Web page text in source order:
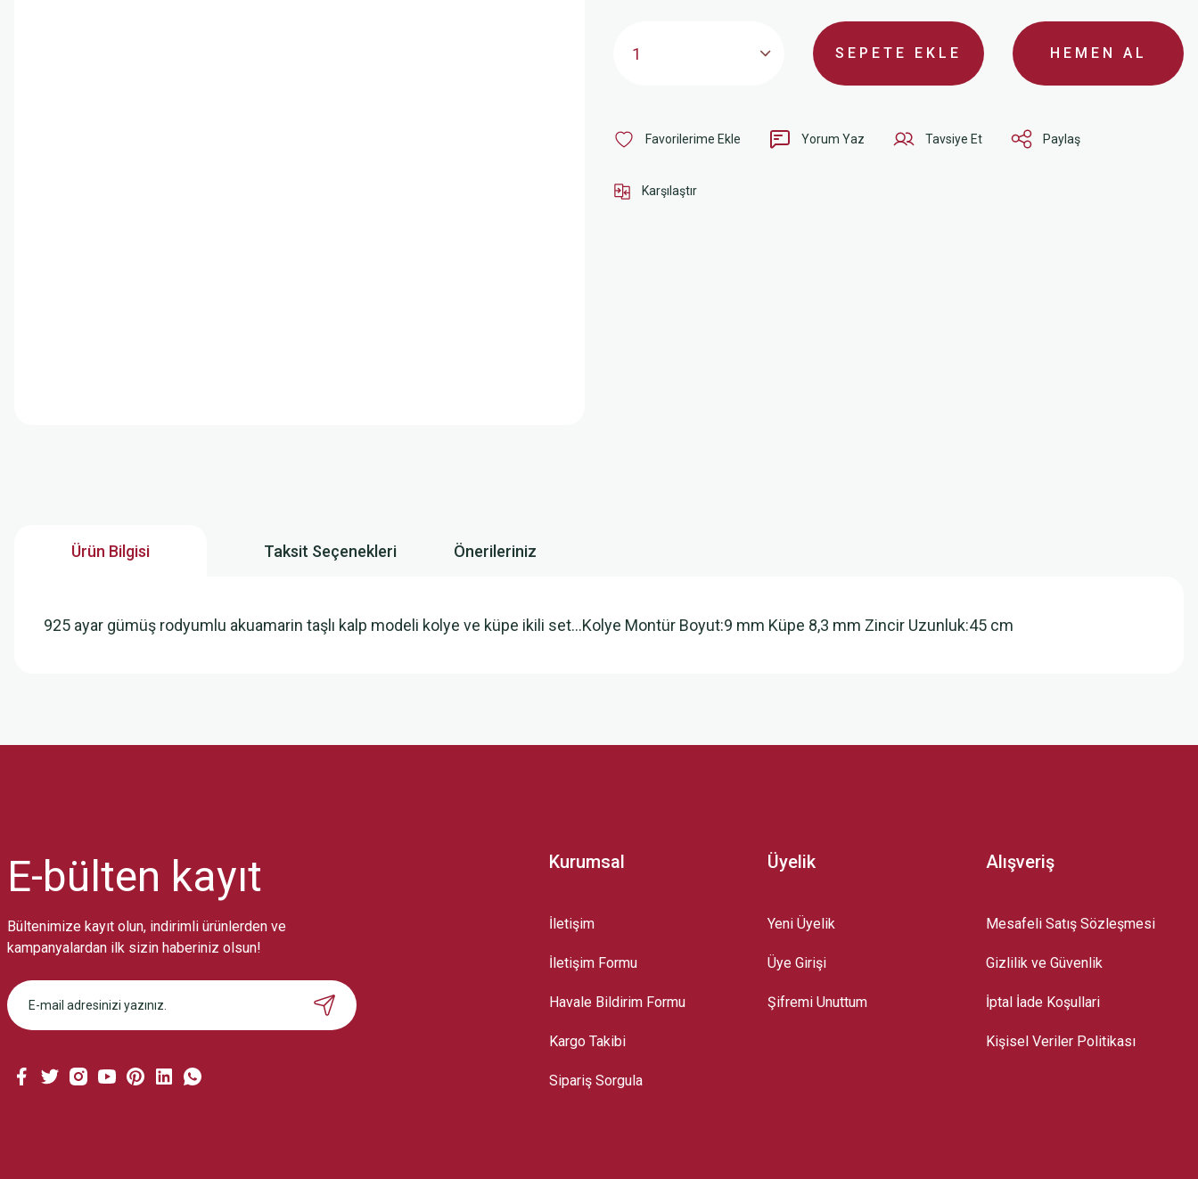
SEPETE EKLE HEMEN AL
Yorum Yaz Tavsiye Et Paylaş
Karşılaştır
Ürün Bilgisi Taksit Seçenekleri Önerileriniz
925 ayar gümüş rodyumlu akuamarin taşlı kalp modeli kolye ve küpe ikili set…Kolye Montür Boyut:9 mm Küpe 8,3 mm Zincir Uzunluk:45 cm
Bu ürüne benzer farklı alternatifler olmalı.
Gönder
E-bülten kayıt
Bültenimize kayıt olun, indirimli ürünlerden ve
kampanyalardan ilk sizin haberiniz olsun!
Kurumsal
İletişim
İletişim Formu
Havale Bildirim Formu
Kargo Takibi
Sipariş Sorgula
Üyelik
Yeni Üyelik
Üye Girişi
Şifremi Unuttum
Alışveriş
Mesafeli Satış Sözleşmesi
Gizlilik ve Güvenlik
İptal İade Koşullari
Kişisel Veriler Politikası